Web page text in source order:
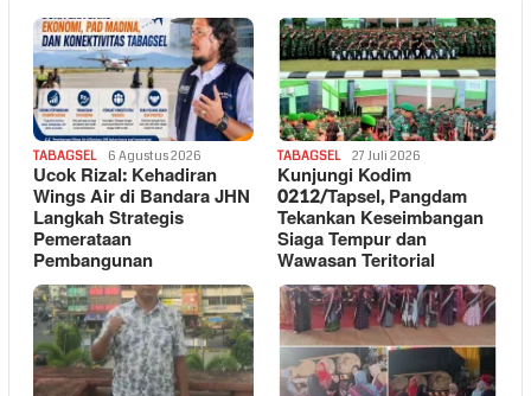
TABAGSEL 6 Agustus 2026
Ucok Rizal: Kehadiran
Wings Air di Bandara JHN
Langkah Strategis
Pemerataan
Pembangunan
TABAGSEL 27 Juli 2026
Kunjungi Kodim
0212/Tapsel, Pangdam
Tekankan Keseimbangan
Siaga Tempur dan
Wawasan Teritorial